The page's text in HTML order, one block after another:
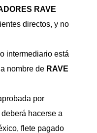
RAVE
directos, y no
intermediario está
nombre de RAVE
por
deberá hacerse a
flete pagado